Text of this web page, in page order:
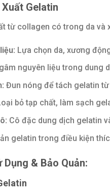
Gelatin
từ collagen có trong da
Lựa chọn da, xương
nguyên liệu trong dung
Đun nóng để tách gelatin
bỏ tạp chất, làm sạch
Cô đặc dung dịch gelatin
gelatin trong điều kiện
Dụng & Bảo Quản: